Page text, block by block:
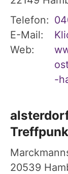
Telefon:
E-Mail:
Web:
-
20539